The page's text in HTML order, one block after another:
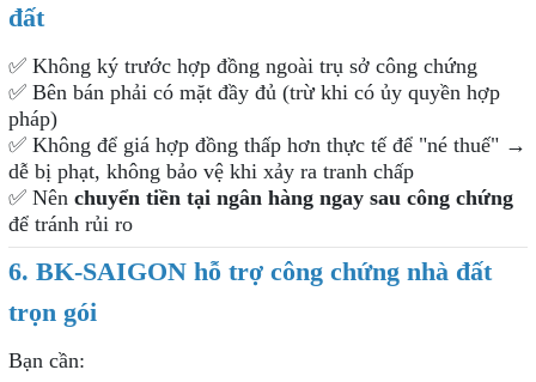
đất
✅Không ký trước hợp đồng ngoài trụ sở công chứng
✅Bên bán phải có mặt đầy đủ (trừ khi có ủy quyền hợp
pháp)
✅Không để giá hợp đồng thấp hơn thực tế để "né thuế" →
dễ bị phạt, không bảo vệ khi xảy ra tranh chấp
✅Nên chuyển tiền tại ngân hàng ngay sau công chứng
để tránh rủi ro
6. BK-SAIGON hỗ trợ công chứng nhà đất
trọn gói
Bạn cần: